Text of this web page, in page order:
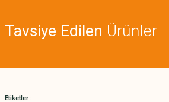
Ürün açıklamasında eksik bilgiler bulunuyor.
Tavsiye Edilen Ürünler
Etiketler :